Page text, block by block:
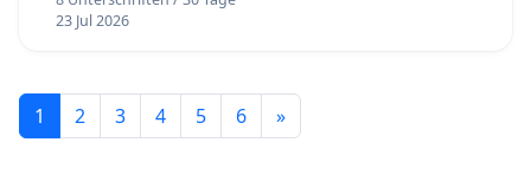
23 Jul 2026
1 2 3 4 5 6 »